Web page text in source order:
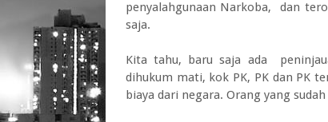
penyalahgunaan Narkoba, dan
saja.
Kita tahu, baru saja ada
dihukum mati, kok PK, PK dan PK
biaya dari negara. Orang yang